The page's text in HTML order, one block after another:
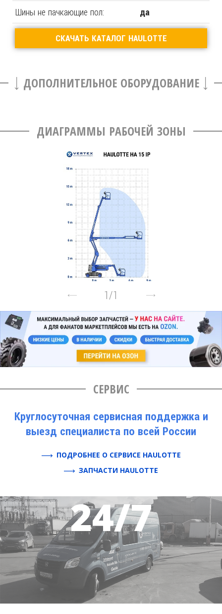
Шины не пачкающие пол: да
СКАЧАТЬ КАТАЛОГ HAULOTTE
ДОПОЛНИТЕЛЬНОЕ ОБОРУДОВАНИЕ
ДИАГРАММЫ РАБОЧЕЙ ЗОНЫ
1/1
СЕРВИС
Круглосуточная сервисная поддержка и
выезд специалиста по всей России
ПОДРОБНЕЕ О СЕРВИСЕ HAULOTTE
ЗАПЧАСТИ HAULOTTE